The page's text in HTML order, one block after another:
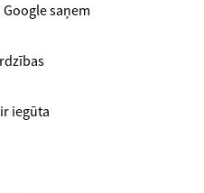
saņem
iegūta